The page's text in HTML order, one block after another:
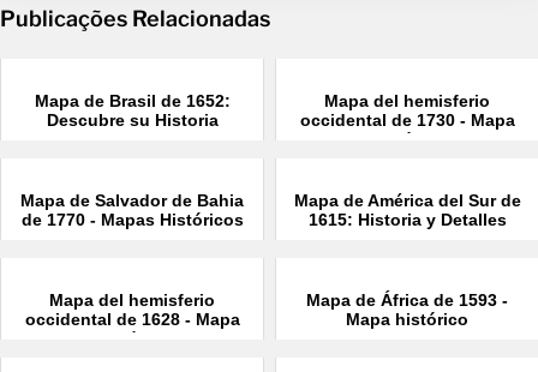
Publicações Relacionadas
Mapa de Brasil de 1652:
Descubre su Historia
Mapa del hemisferio
occidental de 1730 - Mapa
histórico
Mapa de Salvador de Bahia
de 1770 - Mapas Históricos
Mapa de América del Sur de
1615: Historia y Detalles
Mapa del hemisferio
occidental de 1628 - Mapa
histórico
Mapa de África de 1593 -
Mapa histórico